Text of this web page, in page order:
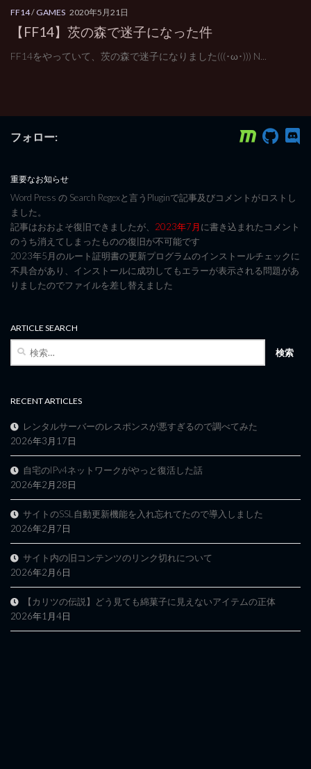
FF14/GAMES 2020年5月21日
【FF14】茨の森で迷子になった件
FF14をやっていて、茨の森で迷子になりました(((･ω･))) N...
フォロー:
重要なお知らせ
Word Press の Search Regexと言うPluginで記事及びコメントがロストし
ました。
記事はおおよそ復旧できましたが、 2023年7月に書き込まれたコメント
のうち消えてしまったものの復旧が不可能です
2023年5月のルート証明書の更新プログラムのインストールチェックに
不具合があり、インストールに成功してもエラーが表示される問題があ
りましたのでファイルを差し替えました
ARTICLE SEARCH
検
RECENT ARTICLES
レンタルサーバーのレスポンスが悪すぎるので調べてみた
2026年3月17日
自宅のIPv4ネットワークがやっと復活した話
2026年2月28日
サイトのSSL自動更新機能を入れ忘れてたので導入しました
2026年2月7日
サイト内の旧コンテンツのリンク切れについて
2026年2月6日
【カリツの伝説】どう見ても綿菓子に見えないアイテムの正体
2026年1月4日